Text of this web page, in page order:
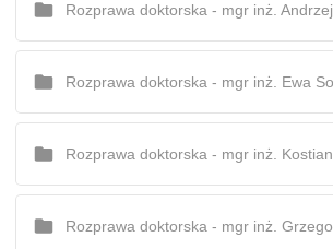
Rozprawa doktorska - mgr inż.
Rozprawa doktorska - mgr inż. Ewa
Rozprawa doktorska - mgr inż.
Rozprawa doktorska - mgr inż.